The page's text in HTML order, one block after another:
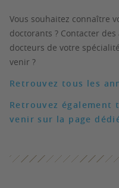
Vous souhaitez connaître
doctorants ? Contacter
docteurs de votre
venir ?
Retrouvez tous les
Retrouvez également
venir sur la page